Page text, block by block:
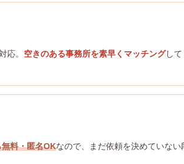
応。 空きのある事務所を素早くマッチングして
料・匿名OKなので、まだ依頼を決めていない